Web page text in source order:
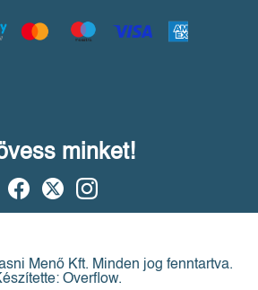
minket!
Menő Kft. Minden jog fenntartva.
Overflow.